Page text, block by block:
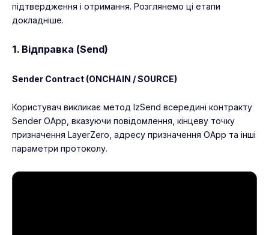
підтвердження і отримання. Розглянемо ці етапи
докладніше.
1. Відправка (Send)
Sender Contract (ONCHAIN / SOURCE)
Користувач викликає метод lzSend всередині контракту
Sender OApp, вказуючи повідомлення, кінцеву точку
призначення LayerZero, адресу призначення OApp та інші
параметри протоколу.